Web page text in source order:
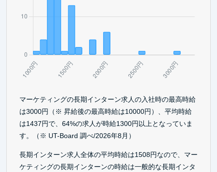
マーケティングの長期インターン求人の入社時の最高時給
は3000円（※ 昇給後の最高時給は10000円）、平均時給
は1437円で、64%の求人が時給1300円以上となっていま
す。（※ UT-Board 調べ/2026年8月）
長期インターン求人全体の平均時給は1508円なので、マー
ケティングの長期インターンの時給は一般的な長期インタ